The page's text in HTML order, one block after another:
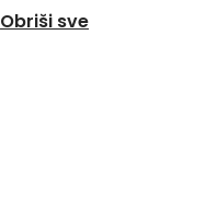
Obriši sve